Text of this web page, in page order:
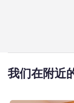
我们在附近